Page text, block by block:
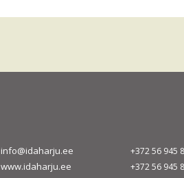
info@idaharju.ee
www.idaharju.ee
+372 56 945
+372 56 945